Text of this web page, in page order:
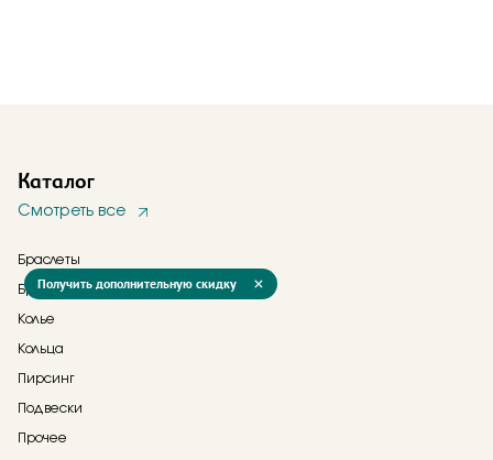
Каталог
Смотреть все
Браслеты
Брошь
Колье
Кольца
Пирсинг
Подвески
Прочее
Получить дополнительную скидку